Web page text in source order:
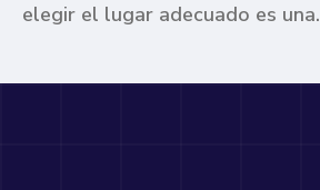
elegir el lugar adecuado es una